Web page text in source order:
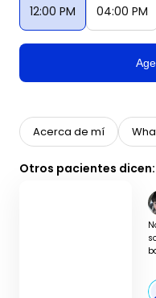
12:00 PM 04:00 PM
Acerca de mí
Otros pacientes dicen: